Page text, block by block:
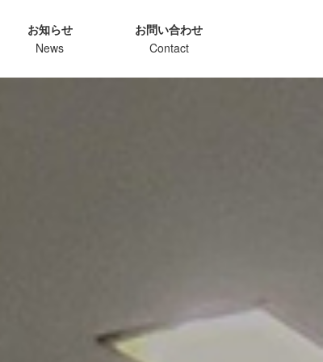
お知らせ
News
お問い合わせ
Contact